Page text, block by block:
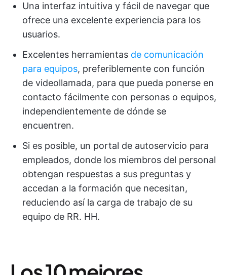
Una interfaz intuitiva y fácil de navegar que
ofrece una excelente experiencia para los
usuarios.
Excelentes herramientas de comunicación
para equipos, preferiblemente con función
de videollamada, para que pueda ponerse en
contacto fácilmente con personas o equipos,
independientemente de dónde se
encuentren.
Si es posible, un portal de autoservicio para
empleados, donde los miembros del personal
obtengan respuestas a sus preguntas y
accedan a la formación que necesitan,
reduciendo así la carga de trabajo de su
equipo de RR. HH.